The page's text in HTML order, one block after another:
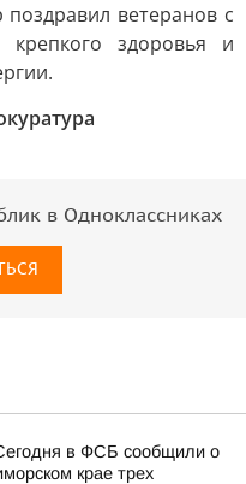
ветеранов с
здоровья и
в Одноклассниках
в ФСБ сообщили о
крае трех